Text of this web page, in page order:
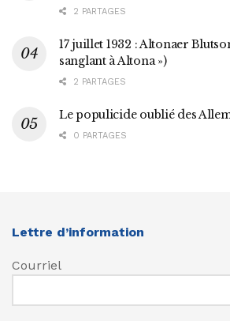
2 PARTAGES
17 juillet 1932 : Altonaer
sanglant à Altona »)
2 PARTAGES
Le populicide oublié des
0 PARTAGES
Lettre d’information
Courriel